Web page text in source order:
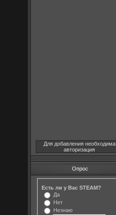
Для добавления необходима
авторизация
Опрос
Есть ли у Вас STEAM?
Да
Нет
Незнаю